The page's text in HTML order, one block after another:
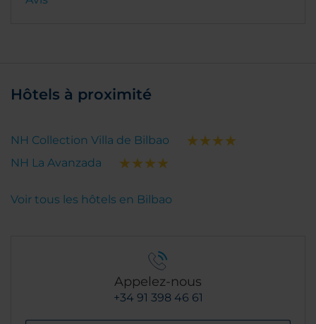
Hôtels à proximité
NH Collection Villa de Bilbao
NH La Avanzada
Voir tous les hôtels en Bilbao
Appelez-nous
+34 91 398 46 61